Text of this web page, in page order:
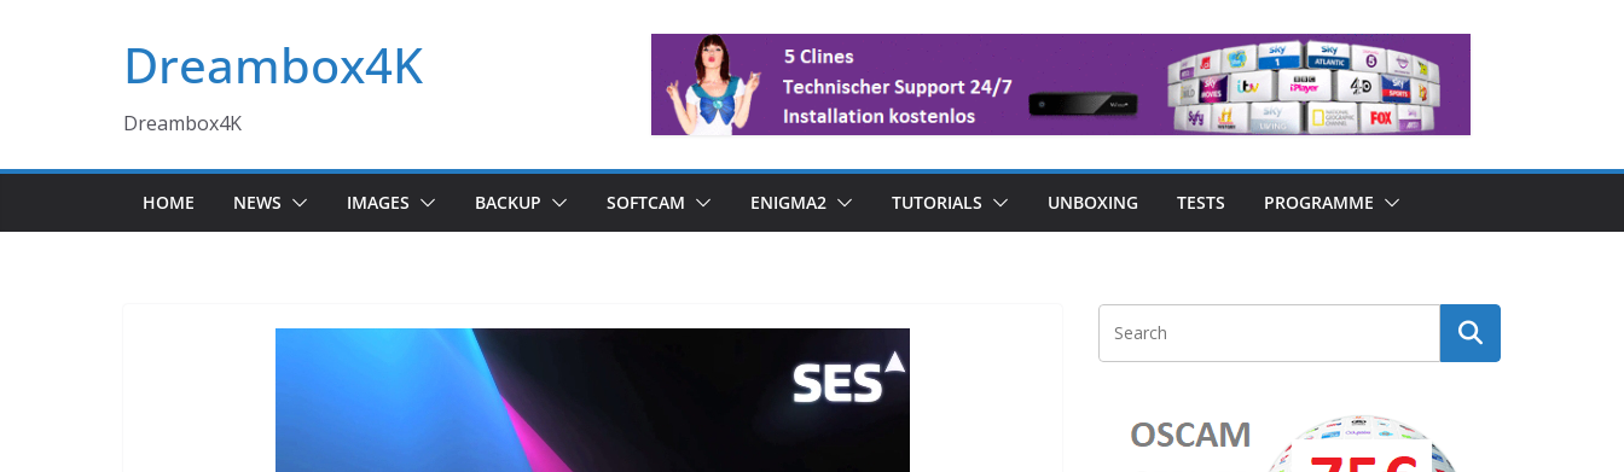
Dreambox4K
Dreambox4K
HOME NEWS IMAGES BACKUP SOFTCAM ENIGMA2 TUTORIALS UNBOXING TESTS PROGRAMME